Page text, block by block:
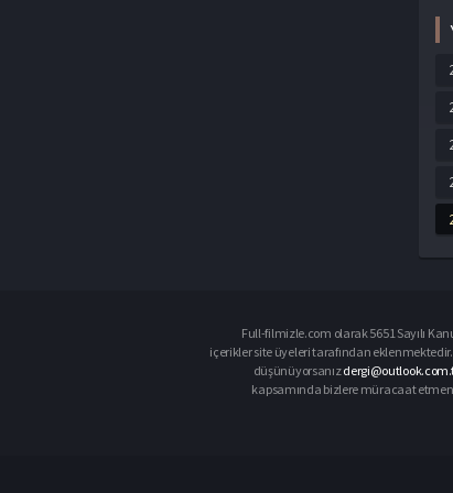
Full-filmizle.com olarak 5651 Sayılı
içerikler site üyeleri tarafından
düşünüyorsanız
kapsamında bizlere müracaat